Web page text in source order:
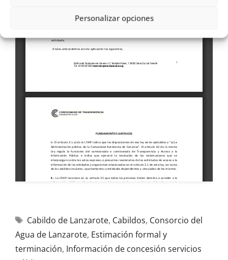
Personalizar opciones
Cabildo de Lanzarote, Cabildos, Consorcio del
Agua de Lanzarote, Estimación formal y
terminación, Información de concesión servicios